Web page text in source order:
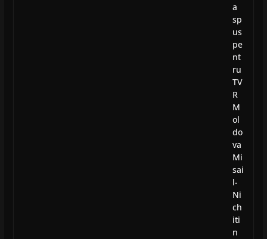
a
sp
us
pe
nt
ru
TV
R
M
ol
do
va
Mi
sai
l-
Ni
ch
iti
n